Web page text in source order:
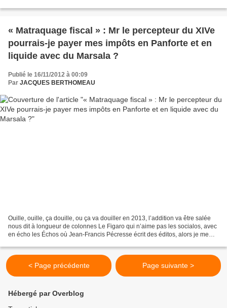
« Matraquage fiscal » : Mr le percepteur du XIVe
pourrais-je payer mes impôts en Panforte et en
liquide avec du Marsala ?
Publié le 16/11/2012 à 00:09
Par JACQUES BERTHOMEAU
Ouille, ouille, ça douille, ou ça va douiller en 2013, l’addition va être salée
nous dit à longueur de colonnes Le Figaro qui n’aime pas les socialos, avec
en écho les Échos où Jean-Francis Pécresse écrit des éditos, alors je me
< Page précédente Page suivante >
Hébergé par Overblog